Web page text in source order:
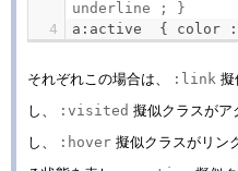
underline ; }
a : active { color :
それぞれこの場合は、 :link 擬
し、
:visited 擬似クラスがア
し、
:hover 擬似クラスがリン